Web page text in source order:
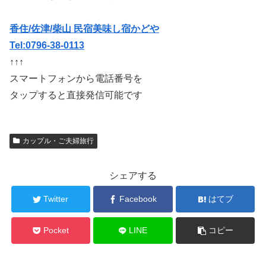
香住/佐津/柴山 民宿美味し宿かどや
Tel:0796-38-0113
↑↑↑
スマートフォンから電話番号を
タップすると直接発信可能です
カップル・ご夫婦旅行
シェアする
Twitter Facebook はてブ
Pocket LINE コピー